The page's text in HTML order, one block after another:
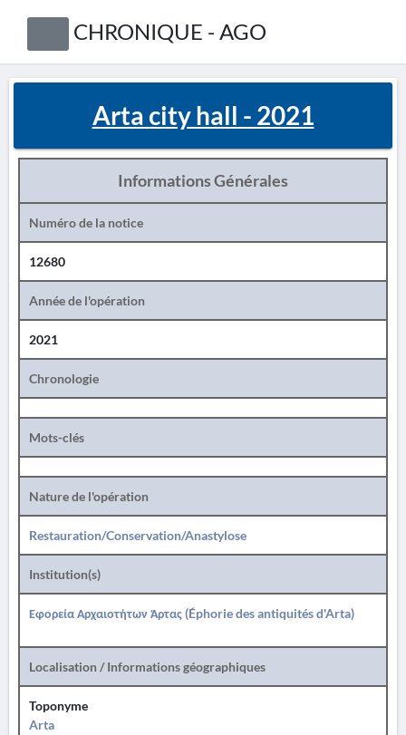
CHRONIQUE - AGO
Arta city hall - 2021
Informations Générales
Numéro de la notice
12680
Année de l'opération
2021
Chronologie
Mots-clés
Nature de l'opération
Restauration/Conservation/Anastylose
Institution(s)
Εφορεία Αρχαιοτήτων Άρτας (Éphorie des antiquités d'Arta)
Localisation / Informations géographiques
Toponyme
Arta